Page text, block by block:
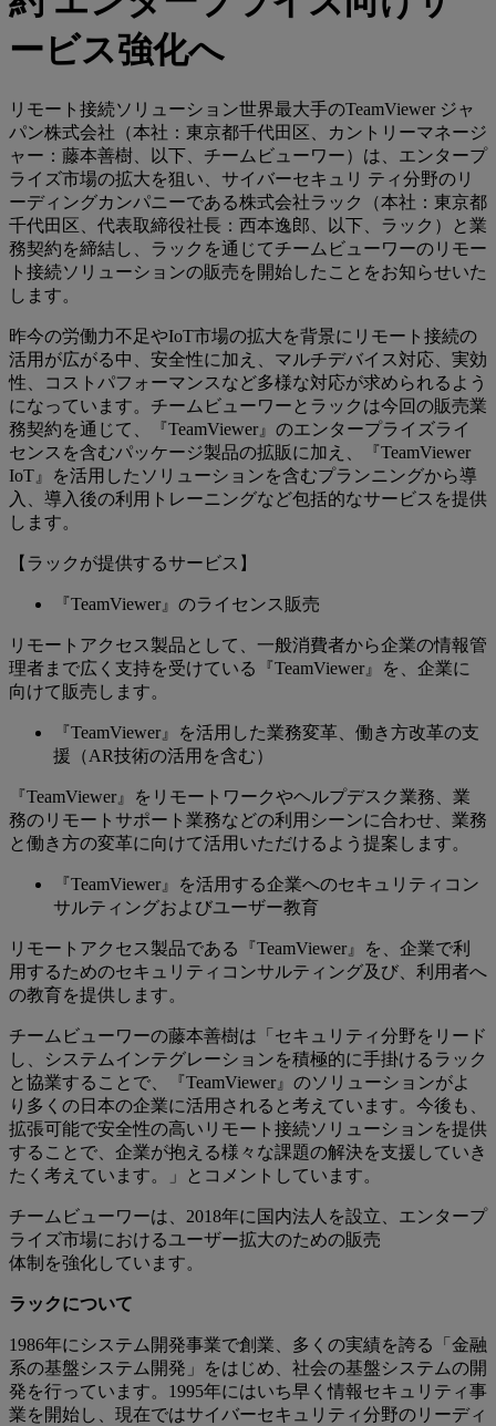
ービス強化へ
リモート接続ソリューション世界最大手のTeamViewer ジャ
パン株式会社（本社：東京都千代田区、カントリーマネージ
ャー：藤本善樹、以下、チームビューワー）は、エンタープ
ライズ市場の拡大を狙い、サイバーセキュリ ティ分野のリ
ーディングカンパニーである株式会社ラック（本社：東京都
千代田区、代表取締役社長：西本逸郎、以下、ラック）と業
務契約を締結し、ラックを通じてチームビューワーのリモー
ト接続ソリューションの販売を開始したことをお知らせいた
します。
昨今の労働力不足やIoT市場の拡大を背景にリモート接続の
活用が広がる中、安全性に加え、マルチデバイス対応、実効
性、コストパフォーマンスなど多様な対応が求められるよう
になっています。チームビューワーとラックは今回の販売業
務契約を通じて、『TeamViewer』のエンタープライズライ
センスを含むパッケージ製品の拡販に加え、『TeamViewer
IoT』を活用したソリューションを含むプランニングから導
入、導入後の利用トレーニングなど包括的なサービスを提供
します。
【ラックが提供するサービス】
『TeamViewer』のライセンス販売
リモートアクセス製品として、一般消費者から企業の情報管
理者まで広く支持を受けている『TeamViewer』を、企業に
向けて販売します。
『TeamViewer』を活用した業務変革、働き方改革の支
援（AR技術の活用を含む）
『TeamViewer』をリモートワークやヘルプデスク業務、業
務のリモートサポート業務などの利用シーンに合わせ、業務
と働き方の変革に向けて活用いただけるよう提案します。
『TeamViewer』を活用する企業へのセキュリティコン
サルティングおよびユーザー教育
リモートアクセス製品である『TeamViewer』を、企業で利
用するためのセキュリティコンサルティング及び、利用者へ
の教育を提供します。
チームビューワーの藤本善樹は「セキュリティ分野をリード
し、システムインテグレーションを積極的に手掛けるラック
と協業することで、『TeamViewer』のソリューションがよ
り多くの日本の企業に活用されると考えています。今後も、
拡張可能で安全性の高いリモート接続ソリューションを提供
することで、企業が抱える様々な課題の解決を支援していき
たく考えています。」とコメントしています。
チームビューワーは、2018年に国内法人を設立、エンタープ
ライズ市場におけるユーザー拡大のための販売
体制を強化しています。
ラックについて
1986年にシステム開発事業で創業、多くの実績を誇る「金融
系の基盤システム開発」をはじめ、社会の基盤システムの開
発を行っています。1995年にはいち早く情報セキュリティ事
業を開始し、現在ではサイバーセキュリティ分野のリーディ